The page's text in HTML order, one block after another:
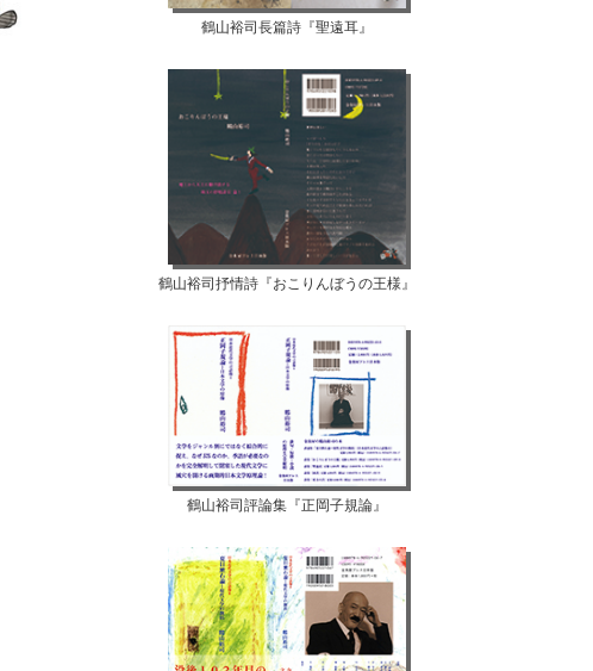
【07月10日...
鶴山裕司長篇詩『聖遠耳』
鶴山裕司抒情詩『おこりんぼうの王様』
鶴山裕司評論集『正岡子規論』